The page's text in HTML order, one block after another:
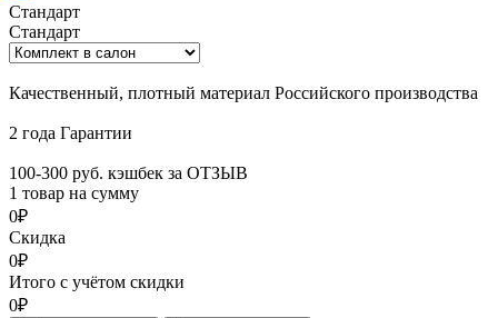
Стандарт
Стандарт
Качественный, плотный материал Российского производства
2 года Гарантии
100-300 руб. кэшбек за ОТЗЫВ
1 товар на сумму
0₽
Скидка
0₽
Итого с учётом скидки
0₽